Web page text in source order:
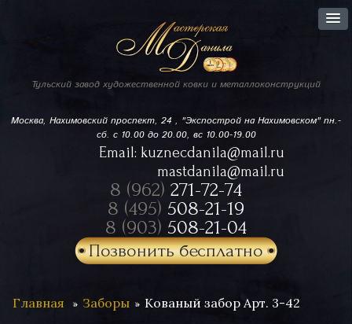
Тульский завод художественной ковки и металлоконструкций
Москва, Нахимовский проспект, 24 , "Экспострой на Нахимовском"пн.-
сб. с 10.00 до 20.00, вс 10.00-19.00
Email: kuznecdanila@mail.ru
mastdanila@mail.ru
8 (962) 271-72-74
8 (495) 508-21-19
8 (903) 508-21-04
Позвонить бесплатно
Главная Заборы Кованый забор Арт. 3-42